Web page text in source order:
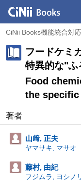
CiNii Books機能統合対
フードケミ
特異的な"ふ
Food
the
著者
山﨑, 正夫
ヤマサキ, マサオ
藤村, 由紀
フジムラ, ヨシノ